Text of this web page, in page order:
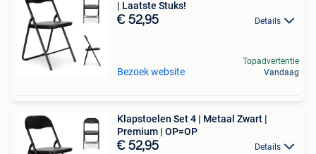
| Laatste Stuks!
€ 52,95 Details
Bezoek website
Topadvertentie
Vandaag
Klapstoelen Set 4 | Metaal Zwart |
Premium | OP=OP
€ 52,95 Details